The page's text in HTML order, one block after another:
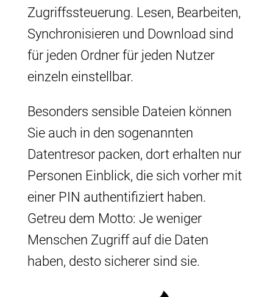
Zugriffssteuerung. Lesen, Bearbeiten,
Synchronisieren und Download sind
für jeden Ordner für jeden Nutzer
einzeln einstellbar.
Besonders sensible Dateien können
Sie auch in den sogenannten
Datentresor packen, dort erhalten nur
Personen Einblick, die sich vorher mit
einer PIN authentifiziert haben.
Getreu dem Motto: Je weniger
Menschen Zugriff auf die Daten
haben, desto sicherer sind sie.